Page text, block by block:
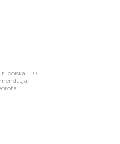
0
polska